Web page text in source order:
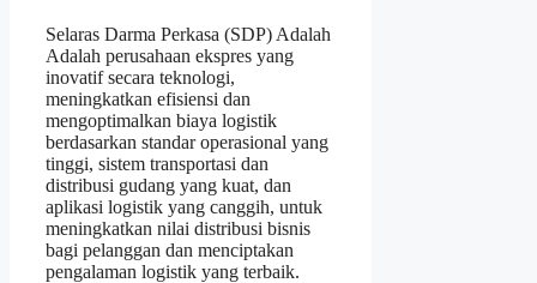
Selaras Darma Perkasa (SDP) Adalah
Adalah perusahaan ekspres yang
inovatif secara teknologi,
meningkatkan efisiensi dan
mengoptimalkan biaya logistik
berdasarkan standar operasional yang
tinggi, sistem transportasi dan
distribusi gudang yang kuat, dan
aplikasi logistik yang canggih, untuk
meningkatkan nilai distribusi bisnis
bagi pelanggan dan menciptakan
pengalaman logistik yang terbaik.